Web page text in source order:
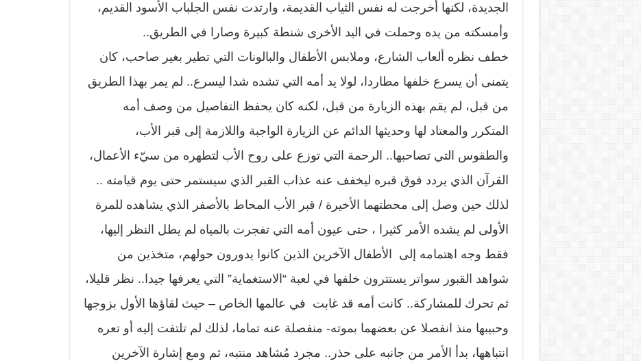
الجديدة، لكنها أخرجت له نفس الثياب القديمة، وارتدت نفس الجلباب الأسود القديم،
وأمسكته من يده وحملت في اليد الأخرى شنطة كبيرة وصارا في الطريق..
خطف نظره ألعاب الشارع، وملابس الأطفال والبالونات التي تطير بغير صاحب، كان
يتمنى أن يسرع خلفها مطاردا، لولا يد أمه التي تشده شدا ليسرع.. لم يمر بهذا الطريق
من قبل، لم يقم بهذه الزيارة من قبل، لكنه كان يحفظ التفاصيل من وصف أمه
المتكرر والمعتاد لها وحديثها الدائم عن الزيارة الواجبة واللازمة إلى قبر الأب،
والطقوس التي تصاحبها.. الرحمة التي توزع على روح الأب لتطهره من سيّء الأعمال،
القرآن الذي يردد فوق قبره ليخفف عنه عذاب القبر الذي سيستمر حتى يوم قيامته ..
لذلك حين وصل إلى محطتهما الأخيرة / قبر الأب المحاط بالأصفر الذي يشاهده للمرة
الأولى لم يشده الأمر كثيرا ، حتى عيون أمه التي تفجرت بالمياه لم يطل النظر إليها،
فقط وجه اهتمامه إلى الأطفال الآخرين الذين كانوا يدورون حولهم، متخذين من
شواهد القبور سواتر يستترون خلفها في لعبة “الاستغماية” التي يعرفها جيدا.. نظر قليلا،
ثم تحرك للمشاركة.. كانت أمه قد غابت في عالمها الخاص – حيث لقاؤها الأول بزوجها
وحبيبها منذ انفصلا عن بعضهما بموته- منفصلة عنه تماما، لذلك لم تلتفت إليه أو تعره
انتباهها، بدأ الأمر من جانبه على حذر.. مجرد مُشاهد منتبه، ثم ومع إشارة الآخرين